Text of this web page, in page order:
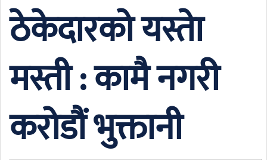
ठेकेदारको यस्ताे
मस्ती : कामै नगरी
करोडौं भुक्तानी